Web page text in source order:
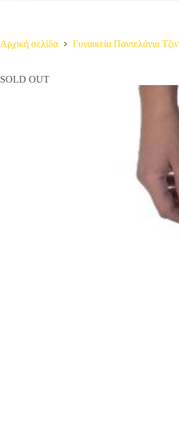
Αρχική σελίδα Γυναικεία Παντελόνια Τζιν
SOLD OUT